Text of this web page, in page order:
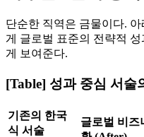
단순한 직역은 금물이다.
게 글로벌 표준의 전략적
게 보여준다.
[Table] 성과 중심 서술
기존의 한국
식 서술
글로벌 비즈